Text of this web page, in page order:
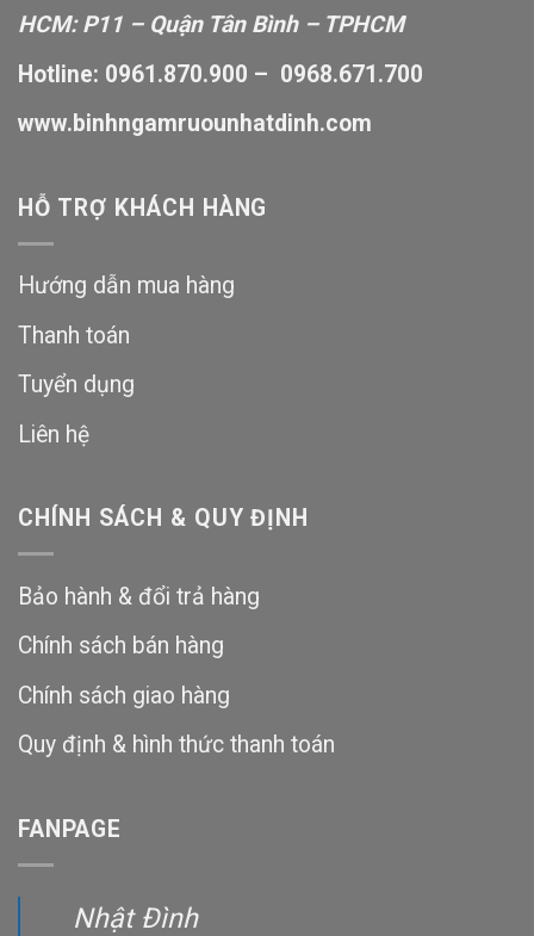
HCM: P11 – Quận Tân Bình – TPHCM
Hotline: 0961.870.900 – 0968.671.700
www.binhngamruounhatdinh.com
HỖ TRỢ KHÁCH HÀNG
Hướng dẫn mua hàng
Thanh toán
Tuyển dụng
Liên hệ
CHÍNH SÁCH & QUY ĐỊNH
Bảo hành & đổi trả hàng
Chính sách bán hàng
Chính sách giao hàng
Quy định & hình thức thanh toán
FANPAGE
Nhật Đình